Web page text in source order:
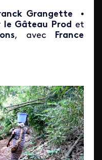
Grangette
•
le Gâteau Prod et
, avec
France